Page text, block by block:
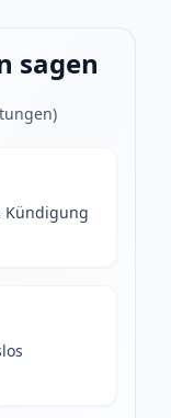
sagen
)
Kündigung